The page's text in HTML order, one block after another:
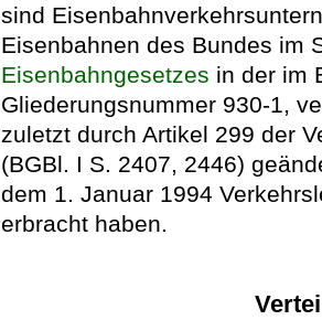
sind
Eisenbahnen des Bundes im
Eisenbahngesetzes in der im
Gliederungsnummer 930-1,
zuletzt durch Artikel 299 der
(BGBl. I S. 2407, 2446)
dem 1. Januar 1994
erbracht haben.